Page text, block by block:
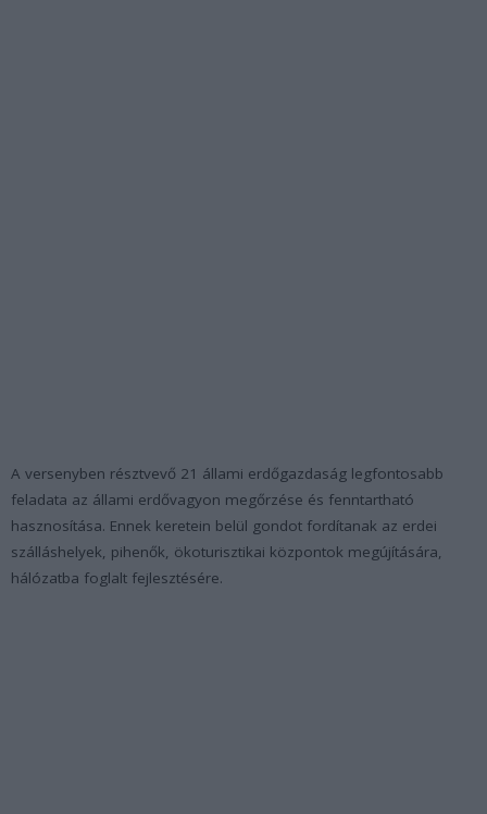
A versenyben résztvevő 21 állami erdőgazdaság legfontosabb
feladata az állami erdővagyon megőrzése és fenntartható
hasznosítása. Ennek keretein belül gondot fordítanak az erdei
szálláshelyek, pihenők, ökoturisztikai központok megújítására,
hálózatba foglalt fejlesztésére.